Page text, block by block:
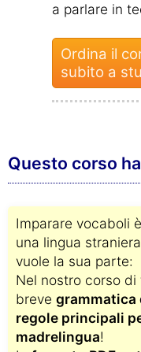
a parlare in
Ordina il
subito a
Questo corso
Imparare vocaboli
una lingua
vuole la sua parte:
Nel nostro corso
breve grammatica
regole principali
madrelingua!